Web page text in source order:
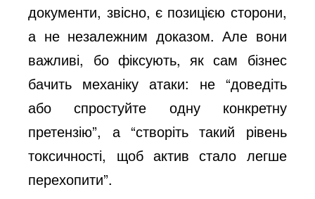
документи, звісно, є позицією сторони,
а не незалежним доказом. Але вони
важливі, бо фіксують, як сам бізнес
бачить механіку атаки: не “доведіть
або спростуйте одну конкретну
претензію”, а “створіть такий рівень
токсичності, щоб актив стало легше
перехопити”.